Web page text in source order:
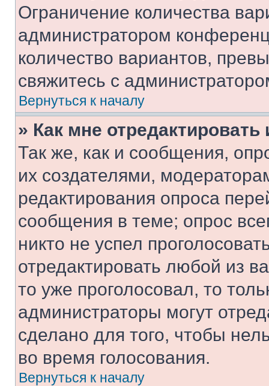
Ограничение количества
администратором
количество вариантов,
свяжитесь с
Вернуться к началу
» Как мне
Так же, как и сообщения,
их создателями,
редактирования опроса
сообщения в теме; опрос
никто не успел
отредактировать любой из
то уже проголосовал, то
администраторы могут
сделано для того, чтобы
во время голосования.
Вернуться к началу